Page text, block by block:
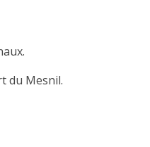
du Mesnil.